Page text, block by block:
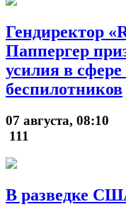
Гендиректор
Паппергер
усилия в
беспилотников
07 августа, 08:10
111
В разведке